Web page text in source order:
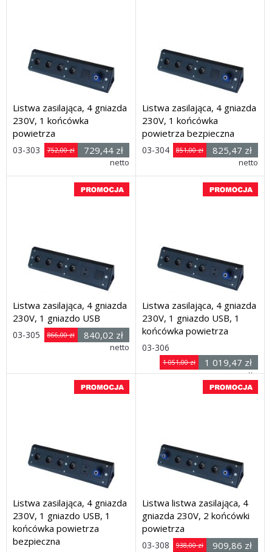
Listwa zasilająca, 4 gniazda
230V, 1 końcówka
powietrza
03-303 729,44 zł
752,00 zł
netto
Dostawa: 21 dni
Listwa zasilająca, 4 gniazda
230V, 1 końcówka
powietrza bezpieczna
03-304 825,47 zł
851,00 zł
netto
Dostawa: 21 dni
Listwa zasilająca, 4 gniazda
230V, 1 gniazdo USB
03-305 840,02 zł
866,00 zł
netto
Listwa zasilająca, 4 gniazda
230V, 1 gniazdo USB, 1
końcówka powietrza
03-306
1 019,47 zł
1 051,00 zł
netto
głęb.) 105 x 500 x 95 mm
Listwa zasilająca, 4 gniazda
230V, 1 gniazdo USB, 1
końcówka powietrza
bezpieczna
Listwa listwa zasilająca, 4
gniazda 230V, 2 końcówki
powietrza
03-308 909,86 zł
938,00 zł